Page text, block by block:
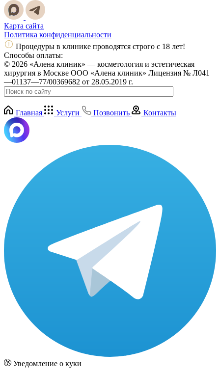
Карта сайта
Политика конфиденциальности
Процедуры в клинике проводятся строго с 18 лет!
Способы оплаты:
© 2026 «Алена клиник» — косметология и эстетическая
хирургия в Москве ООО «Алена клиник» Лицензия № Л041
—01137—77/00369682 от 28.05.2019 г.
Главная Услуги Позвонить Контакты
Уведомление о куки